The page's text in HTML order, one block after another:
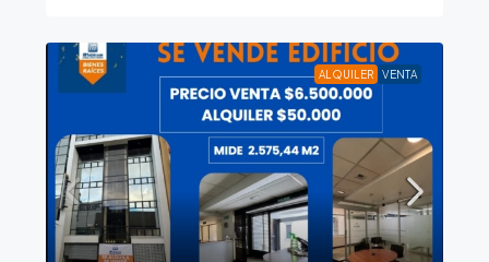
ALQUILER VENTA